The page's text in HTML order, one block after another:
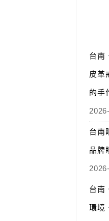
台南
皮革
的手
台南
品牌
台南
環境